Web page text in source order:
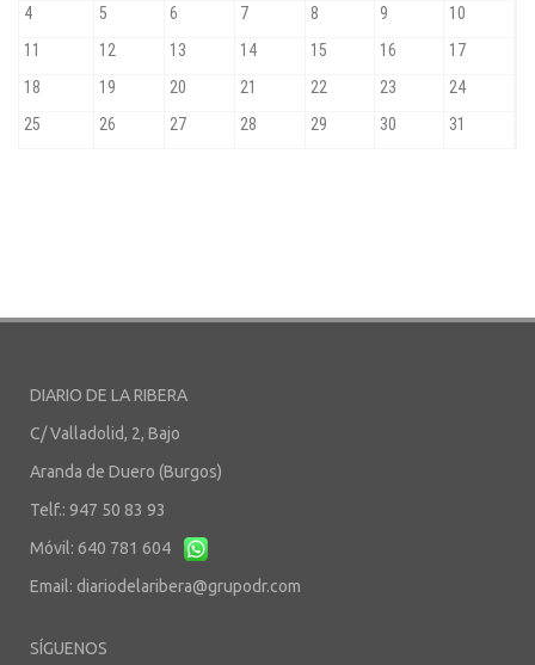
DIARIO DE LA RIBERA
C/ Valladolid, 2, Bajo
Aranda de Duero (Burgos)
Telf.: 947 50 83 93
Móvil: 640 781 604
Email: diariodelaribera@grupodr.com
SÍGUENOS